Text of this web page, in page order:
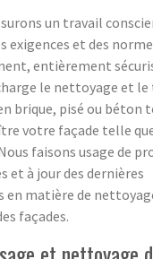
un travail
exigences et des
entièrement
le nettoyage et
brique, pisé ou béton
votre façade telle
faisons usage de
et à jour des dernières
en matière de
façades.